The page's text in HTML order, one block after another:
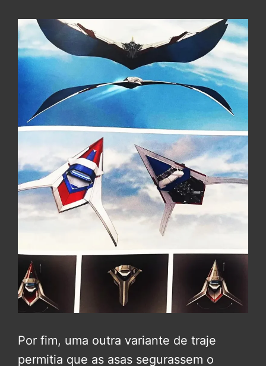
Por fim, uma outra variante de traje
permitia que as asas segurassem o